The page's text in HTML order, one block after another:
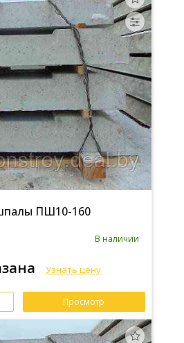
ПШ10-160
В наличии
Узнать цену
Просмотр